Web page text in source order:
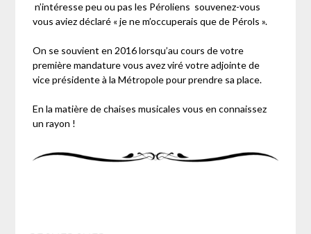
n’intéresse peu ou pas les Péroliens souvenez-vous
vous aviez déclaré « je ne m’occuperais que de Pérols ».
On se souvient en 2016 lorsqu’au cours de votre
première mandature vous avez viré votre adjointe de
vice présidente à la Métropole pour prendre sa place.
En la matière de chaises musicales vous en connaissez
un rayon !